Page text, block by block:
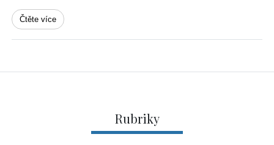
Čtěte více
Rubriky